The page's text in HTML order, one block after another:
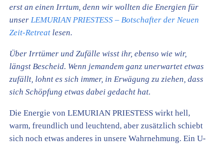
erst an einen Irrtum, denn wir wollten die Energien für
unserLEMURIAN PRIESTESS – Botschafter der Neuen
Zeit-Retreat lesen.
Über Irrtümer und Zufälle wisst ihr, ebenso wie wir,
längst Bescheid. Wenn jemandem ganz unerwartet etwas
zufällt, lohnt es sich immer, in Erwägung zu ziehen, dass
sich Schöpfung etwas dabei gedacht hat.
Die Energie von LEMURIAN PRIESTESS wirkt hell,
warm, freundlich und leuchtend, aber zusätzlich schiebt
sich noch etwas anderes in unsere Wahrnehmung. Ein U-